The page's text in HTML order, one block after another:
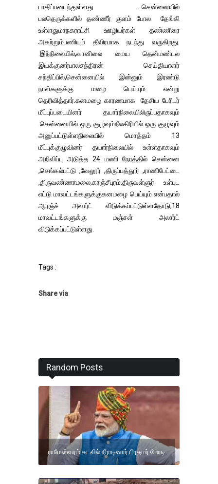
பாதிப்படைந்துள்ளது ..சென்னையில்
பலதெருக்களில் தண்ணீர் குளம் போல தேங்கி
உள்ளதுமாநகராட்சி ஊழியர்கள் தண்ணீரை
அகற்றும்பணியும் தீவிரமாக நடந்து வருகிறது.
.இந்நிலையில்,வானிலை மைய தென்மண்டல
இயக்குனர்பாலசந்திரன் செய்தியாளர்
சந்திப்பில்,சென்னையில் இன்னும் இரண்டு
நாள்களுக்கு மழை பெய்யும் என்று
தெரிவித்தார்.கனமழை காரணமாக தேசிய பேரிடர்
மீட்புப்படையினர் தயார்நிலையிலிருப்பதாகவும்
.சென்னையில் ஒரு குழுவும்நீலகிரியில் ஒரு குழுவும்
அனுப்பட்டுள்ளநிலையில் மொத்தம் 13
மீட்புக்குழுவினர் தயார்நிலையில் உள்ளதாகவும்
அறிவிப்பு அடுத்த 24 மணி நேரத்தில் சென்னை
,செங்கல்பட்டு ,வேலூர் ,திருப்பத்தூர் ,ராணிபேட்டை
,திருவண்ணாமலை,காஞ்சீபுரம்,திருவள்ளுர் உள்பட
எட்டு மாவட்டங்களுக்குகனமழை பெய்யும் என்பதால்
ஆரஞ்ச் அலார்ட் விடுக்கப்பட்டுள்ளதோடு,18
மாவட்டங்களுக்கு மஞ்சள் அலார்ட்
விடுக்கப்பட்டுள்ளது.
Tags :
Share via
Random Posts
ராமேஸ்வரம் கடலில் நீராடினார் பிரதமர் மோடி